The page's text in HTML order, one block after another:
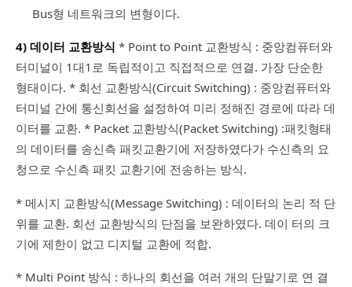
Bus형 네트워크의 변형이다.
4) 데이터 교환방식 * Point to Point 교환방식 : 중앙컴퓨터와
터미널이 1대1로 독립적이고 직접적으로 연결. 가장 단순한
형태이다. * 회선 교환방식(Circuit Switching) : 중앙컴퓨터와
터미널 간에 통신회선을 설정하여 미리 정해진 경로에 따라 데
이터를 교환. * Packet 교환방식(Packet Switching) :패킷형태
의 데이터를 송신측 패킷교환기에 저장하였다가 수신측의 요
청으로 수신측 패킷 교환기에 전송하는 방식.
* 메시지 교환방식(Message Switching) : 데이터의 논리 적 단
위를 교환. 회선 교환방식의 단점을 보완하였다. 데이 터의 크
기에 제한이 없고 디지털 교환에 적합.
* Multi Point 방식 : 하나의 회선을 여러 개의 단말기로 연 결